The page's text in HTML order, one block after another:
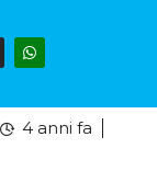
4 anni fa